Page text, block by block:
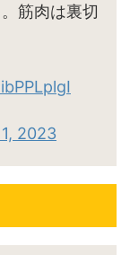
筋肉は裏切
2023